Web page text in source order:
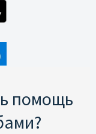
помощь